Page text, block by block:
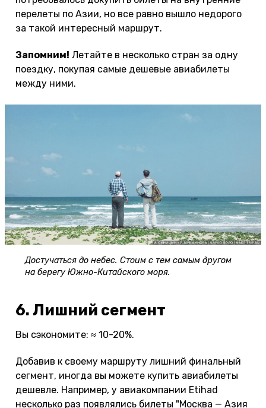
перелеты по Азии, но все равно вышло недорого
за такой интересный маршрут.
Запомним! Летайте в несколько стран за одну
поездку, покупая самые дешевые авиабилеты
между ними.
Достучаться до небес. Стоим с тем самым другом
на берегу Южно-Китайского моря.
6. Лишний сегмент
Вы сэкономите: ≈ 10-20%.
Добавив к своему маршруту лишний финальный
сегмент, иногда вы можете купить авиабилеты
дешевле. Например, у авиакомпании Etihad
несколько раз появлялись билеты "Москва — Азия